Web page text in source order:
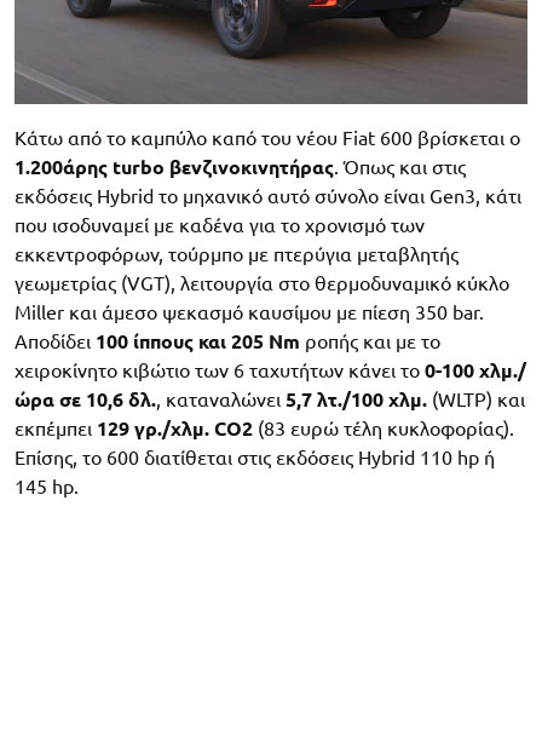
Κάτω από το καμπύλο καπό του νέου Fiat 600 βρίσκεται ο
1.200άρης turbo βενζινοκινητήρας. Όπως και στις
εκδόσεις Hybrid το μηχανικό αυτό σύνολο είναι Gen3, κάτι
που ισοδυναμεί με καδένα για το χρονισμό των
εκκεντροφόρων, τούρμπο με πτερύγια μεταβλητής
γεωμετρίας (VGT), λειτουργία στο θερμοδυναμικό κύκλο
Miller και άμεσο ψεκασμό καυσίμου με πίεση 350 bar.
Αποδίδει 100 ίππους και 205 Nm ροπής και με το
χειροκίνητο κιβώτιο των 6 ταχυτήτων κάνει το 0-100 χλμ./
ώρα σε 10,6 δλ., καταναλώνει 5,7 λτ./100 χλμ. (WLTP) και
εκπέμπει 129 γρ./χλμ. CO2 (83 ευρώ τέλη κυκλοφορίας).
Επίσης, το 600 διατίθεται στις εκδόσεις Hybrid 110 hp ή
145 hp.